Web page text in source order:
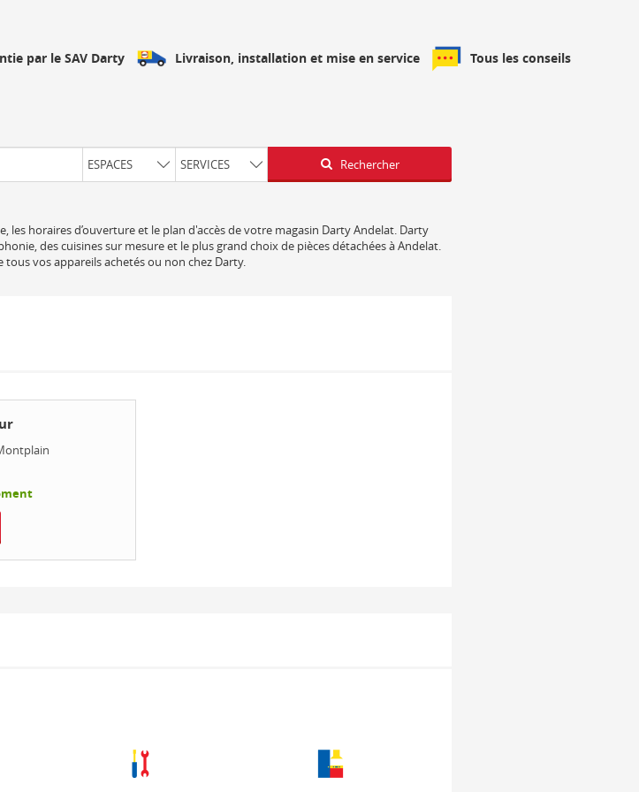
par le SAV Darty Livraison, installation et mise en service Tous les conseils
ESPACES SERVICES Latitude
Longitude Rechercher
les horaires d’ouverture et le plan d'accès de votre magasin Darty Andelat. Darty
des cuisines sur mesure et le plus grand choix de pièces détachées à Andelat.
vos appareils achetés ou non chez Darty.